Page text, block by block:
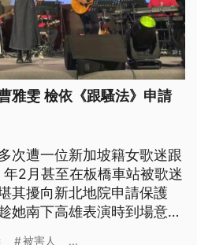
雅雯 檢依《跟騷法》申請
次遭一位新加坡籍女歌迷跟
2月甚至在板橋車站被歌迷
其擾向新北地院申請保護
她南下高雄表演時到場意圖
被害人 ...